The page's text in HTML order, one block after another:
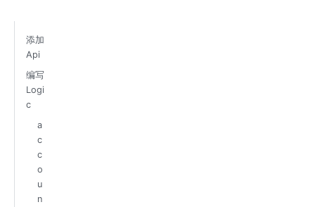
添加
Api
编写
Logi
c
a
c
c
o
u
n